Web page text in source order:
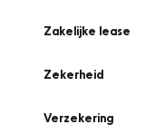
Zakelijke lease
Zekerheid
Verzekering